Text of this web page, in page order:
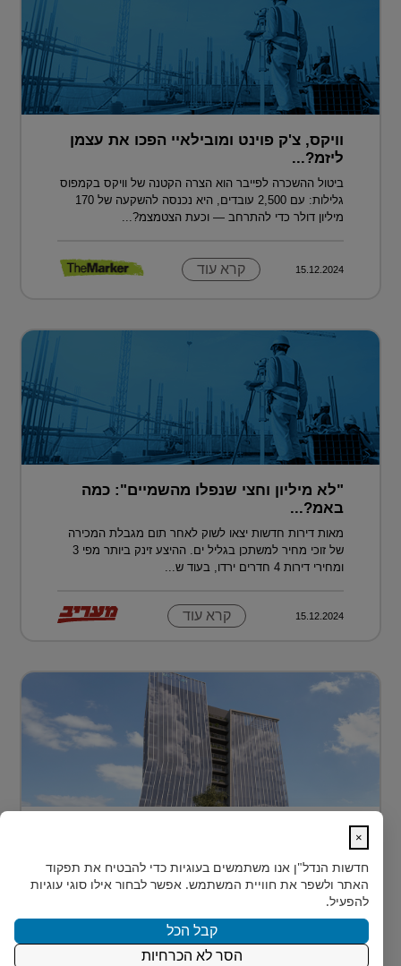
וויקס, צ'ק פוינט ומובילאיי הפכו את עצמן
ליזמ?...
ביטול ההשכרה לפייבר הוא הצרה הקטנה של וויקס בקמפוס
גלילות: עם 2,500 עובדים, היא נכנסה להשקעה של 170
מיליון דולר כדי להתרחב — וכעת הצטמצמ?...
15.12.2024 קרא עוד
"לא מיליון וחצי שנפלו מהשמיים": כמה
באמ?...
מאות דירות חדשות יצאו לשוק לאחר תום מגבלת המכירה
של זוכי מחיר למשתכן בגליל ים. ההיצע זינק ביותר מפי 3
ומחירי דירות 4 חדרים ירדו, בעוד ש...
15.12.2024 קרא עוד
MEDIPORT תל השומר - נבנה לפרוץ דרך אל המחר
בעולם הרפואה של המאה ה-21, קצב החדשנות אינו
מאפשר מנ...
×
חדשות הנדל"ן אנו משתמשים בעוגיות כדי להבטיח את תפקוד
האתר ולשפר את חוויית המשתמש. אפשר לבחור אילו סוגי עוגיות
להפעיל.
קבל הכל
הסר לא הכרחיות